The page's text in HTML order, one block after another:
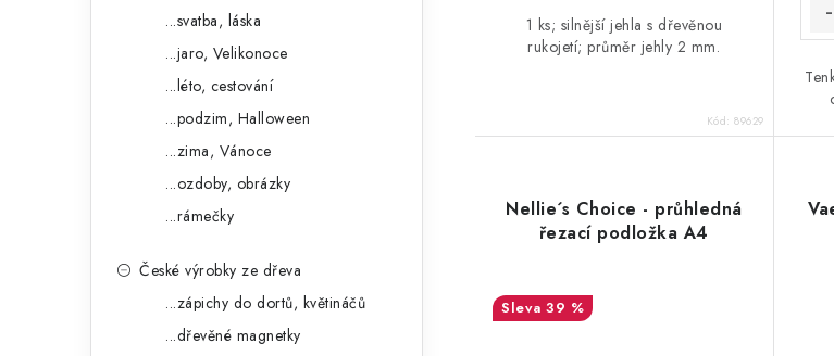
...svatba, láska
...jaro, Velikonoce
...léto, cestování
...podzim, Halloween
...zima, Vánoce
...ozdoby, obrázky
...rámečky
České výrobky ze dřeva
...zápichy do dortů, květináčů
...dřevěné magnetky
1 ks; silnější jehla s dřevěnou
rukojetí; průměr jehly 2 mm.
Kód:89629
Nellie´s Choice - průhledná
řezací podložka A4
39 %